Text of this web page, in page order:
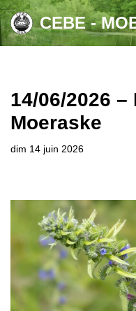
Aller
CEBE -
14/06/2026
Moeraske
dim 14 juin 2026